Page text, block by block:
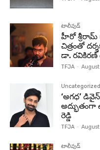
టాలీవుడ్
హీరో శ్రీరామ్
చిత్రంతో
డా.
TFJA -
Uncategorized
‘అగధ’
అద్భుతంగా
రెడ్డి
TFJA -
టాలీవుడ్